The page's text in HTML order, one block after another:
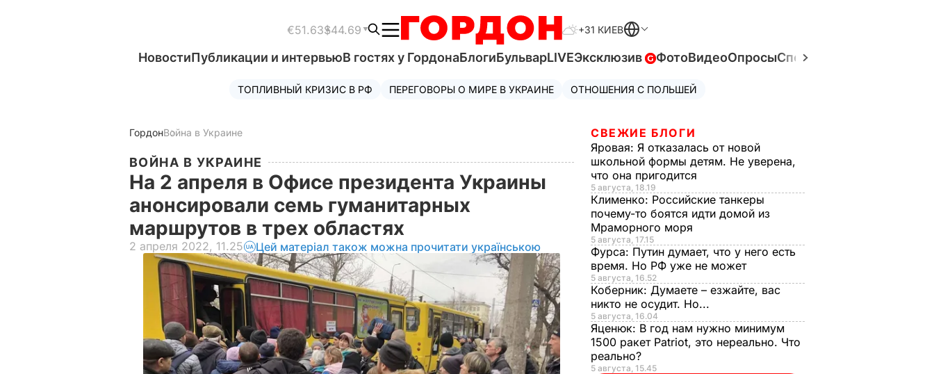
€51.63$44.69 +31 КИЕВ
НовостиПубликации и интервьюВ гостях у ГордонаБлогиБульварLIVEЭксклюзив ФотоВидеоОпросыСпецпроекты
ТОПЛИВНЫЙ КРИЗИС В РФ ПЕРЕГОВОРЫ О МИРЕ В УКРАИНЕ ОТНОШЕНИЯ С ПОЛЬШЕЙ
ГордонВойна в Украине
ВОЙНА В УКРАИНЕ
На 2 апреля в Офисе президента Украины
анонсировали семь гуманитарных
маршрутов в трех областях
2 апреля 2022, 11.25 Цей матеріал також можна прочитати українською
СВЕЖИЕ БЛОГИ
Яровая: Я отказалась от новой
школьной формы детям. Не уверена,
что она пригодится
5 августа, 18.19
Клименко: Российские танкеры
почему-то боятся идти домой из
Мраморного моря
5 августа, 17.15
Фурса: Путин думает, что у него есть
время. Но РФ уже не может
5 августа, 16.52
Коберник: Думаете – езжайте, вас
никто не осудит. Но...
5 августа, 16.04
Яценюк: В год нам нужно минимум
1500 ракет Patriot, это нереально. Что
реально?
5 августа, 15.45